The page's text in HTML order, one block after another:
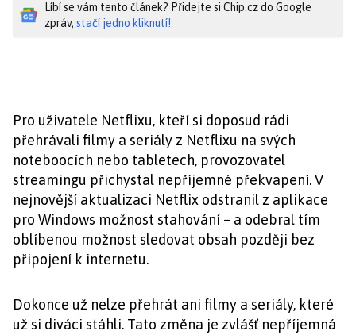
Líbí se vám tento článek? Přidejte si Chip.cz do Google
zpráv, stačí jedno kliknutí!
Pro uživatele Netflixu, kteří si doposud rádi
přehrávali filmy a seriály z Netflixu na svých
noteboocích nebo tabletech, provozovatel
streamingu přichystal nepříjemné překvapení. V
nejnovější aktualizaci Netflix odstranil z aplikace
pro Windows možnost stahování – a odebral tím
oblíbenou možnost sledovat obsah později bez
připojení k internetu.
Dokonce už nelze přehrát ani filmy a seriály, které
už si diváci stáhli. Tato změna je zvlášť nepříjemná